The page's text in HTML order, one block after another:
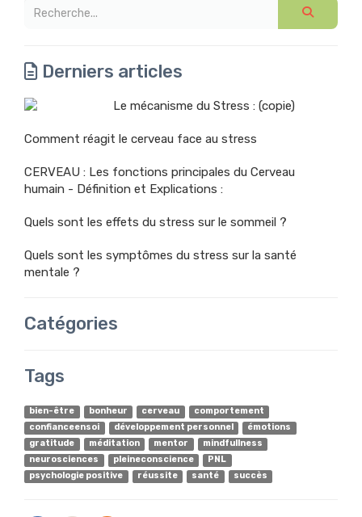
Derniers articles
Le mécanisme du Stress : (copie)
Comment réagit le cerveau face au stress
CERVEAU : Les fonctions principales du Cerveau
humain - Définition et Explications :
Quels sont les effets du stress sur le sommeil ?
Quels sont les symptômes du stress sur la santé
mentale ?
Catégories
Tags
bien-être bonheur cerveau
comportement
confianceensoi
développement personnel
émotions
gratitude
méditation mentor
mindfullness
neurosciences
pleineconscience
PNL
psychologie positive
réussite santé succès